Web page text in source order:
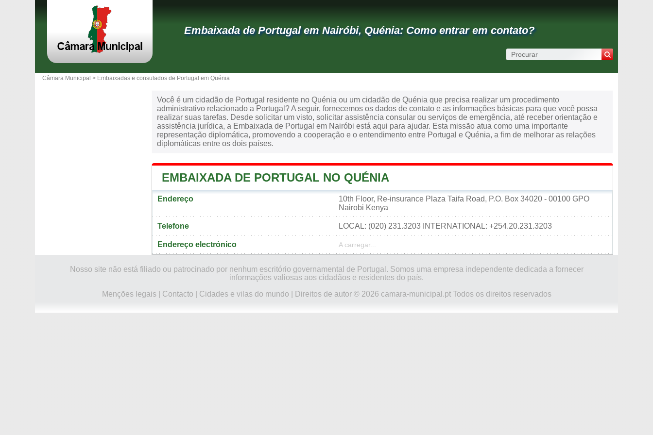
Embaixada de Portugal em Nairóbi, Quénia: Como entrar em contato?
Câmara Municipal > Embaixadas e consulados de Portugal em Quénia
Você é um cidadão de Portugal residente no Quénia ou um cidadão de Quénia que precisa realizar um procedimento
administrativo relacionado a Portugal? A seguir, fornecemos os dados de contato e as informações básicas para que você possa
realizar suas tarefas. Desde solicitar um visto, solicitar assistência consular ou serviços de emergência, até receber orientação e
assistência jurídica, a Embaixada de Portugal em Nairóbi está aqui para ajudar. Esta missão atua como uma importante
representação diplomática, promovendo a cooperação e o entendimento entre Portugal e Quénia, a fim de melhorar as relações
diplomáticas entre os dois países.
EMBAIXADA DE PORTUGAL NO QUÉNIA
Endereço
10th Floor, Re-insurance Plaza Taifa Road, P.O. Box 34020 - 00100 GPO
Nairobi Kenya
Telefone LOCAL: (020) 231.3203 INTERNATIONAL: +254.20.231.3203
Endereço electrónico A carregar...
Nosso site não está filiado ou patrocinado por nenhum escritório governamental de Portugal. Somos uma empresa independente dedicada a fornecer
informações valiosas aos cidadãos e residentes do país.
Menções legais| Contacto Cidades e vilas do mundo | Direitos de autor © 2026 camara-municipal.pt Todos os direitos reservados